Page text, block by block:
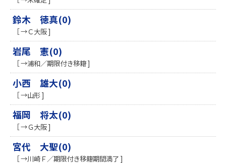
鈴木 徳真(0)
［ →Ｃ大阪 ]
岩尾 憲(0)
［ →浦和／期限付き移籍 ]
小西 雄大(0)
［ →山形 ]
福岡 将太(0)
［ →Ｇ大阪 ]
宮代 大聖(0)
［ →川崎Ｆ／期限付き移籍期間満了 ]